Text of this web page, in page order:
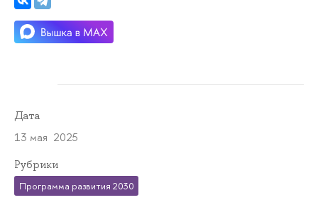
Дата
13 мая 2025
Рубрики
Программа развития 2030